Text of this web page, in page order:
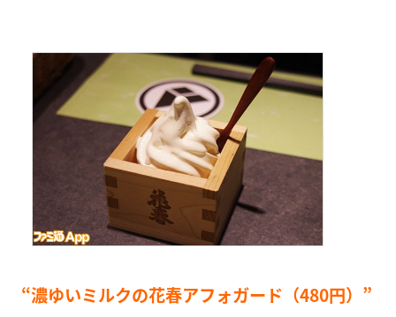
“濃ゆいミルクの花春アフォガード（480円）”